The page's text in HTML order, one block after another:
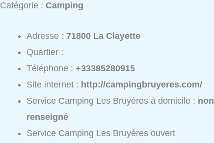
Catégorie :Camping
Adresse :71800 La Clayette
Quartier :
Téléphone :+33385280915
Site internet : http://campingbruyeres.com/
Service Camping Les Bruyères à domicile : non
renseigné
Service Camping Les Bruyères ouvert